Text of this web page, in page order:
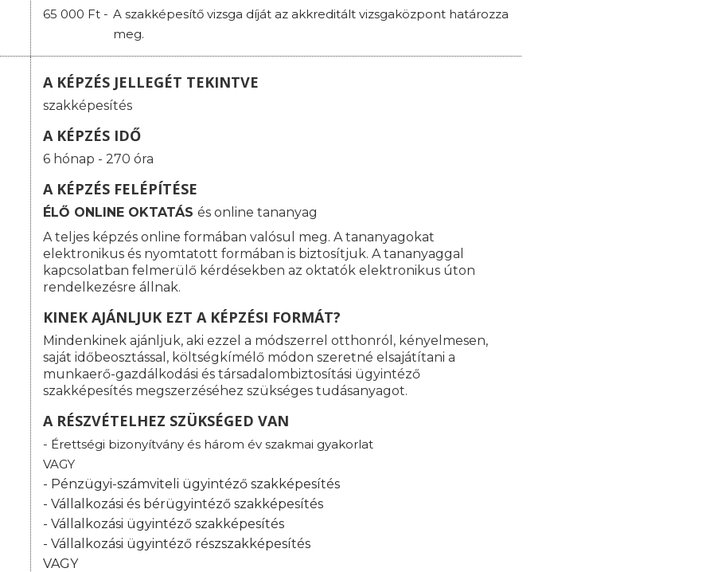
65 000 Ft - A szakképesítő vizsga díját az akkreditált vizsgaközpont határozza
meg.
A KÉPZÉS JELLEGÉT TEKINTVE
szakképesítés
A KÉPZÉS IDŐ
6 hónap - 270 óra
A KÉPZÉS FELÉPÍTÉSE
ÉLŐ ONLINE OKTATÁS és online tananyag
A teljes képzés online formában valósul meg. A tananyagokat
elektronikus és nyomtatott formában is biztosítjuk. A tananyaggal
kapcsolatban felmerülő kérdésekben az oktatók elektronikus úton
rendelkezésre állnak.
KINEK AJÁNLJUK EZT A KÉPZÉSI FORMÁT?
Mindenkinek ajánljuk, aki ezzel a módszerrel otthonról, kényelmesen,
saját időbeosztással, költségkímélő módon szeretné elsajátítani a
munkaerő-gazdálkodási és társadalombiztosítási ügyintéző
szakképesítés megszerzéséhez szükséges tudásanyagot.
A RÉSZVÉTELHEZ SZÜKSÉGED VAN
- Érettségi bizonyítvány és három év szakmai gyakorlat
VAGY
- Pénzügyi-számviteli ügyintéző szakképesítés
- Vállalkozási és bérügyintéző szakképesítés
- Vállalkozási ügyintéző szakképesítés
- Vállalkozási ügyintéző részszakképesítés
VAGY